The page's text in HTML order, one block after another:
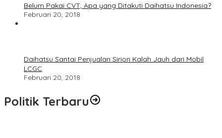
Belum Pakai CVT, Apa yang Ditakuti Daihatsu Indonesia?
Februari 20, 2018
Daihatsu Santai Penjualan Sirion Kalah Jauh dari Mobil
LCGC
Februari 20, 2018
Politik Terbaru